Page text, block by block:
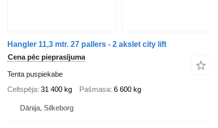
Hangler 11,3 mtr. 27 pallers - 2 akslet city lift
Cena pēc pieprasījuma
Tenta puspiekabe
Celtspēja 31 400 kg Pašmasa 6 600 kg
Dānija, Silkeborg